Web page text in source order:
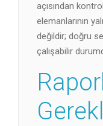
açısından
elemanlarının
değildir; doğru
çalışabilir